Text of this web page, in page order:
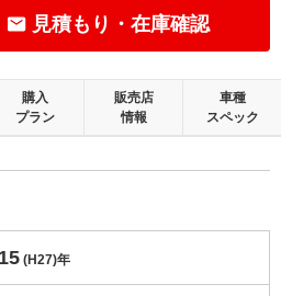
見積もり・在庫確認
購入
プラン
販売店
情報
車種
スペック
(H27)年